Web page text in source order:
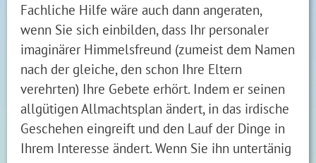
Fachliche Hilfe wäre auch dann angeraten,
wenn Sie sich einbilden, dass Ihr personaler
imaginärer Himmelsfreund (zumeist dem Namen
nach der gleiche, den schon Ihre Eltern
verehrten) Ihre Gebete erhört. Indem er seinen
allgütigen Allmachtsplan ändert, in das irdische
Geschehen eingreift und den Lauf der Dinge in
Ihrem Interesse ändert. Wenn Sie ihn untertänig